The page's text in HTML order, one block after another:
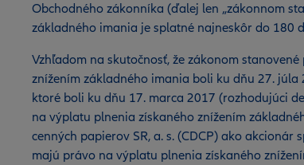
Obchodného zákonníka (ďalej len „zákonnom
základného imania je splatné najneskôr do 180
Vzhľadom na skutočnosť, že zákonom
znížením základného imania boli ku dňu 27.
ktoré boli ku dňu 17. marca 2017 (rozhodujúci
na výplatu plnenia získaného znížením
cenných papierov SR, a. s. (CDCP) ako akcionár
majú právo na výplatu plnenia získaného